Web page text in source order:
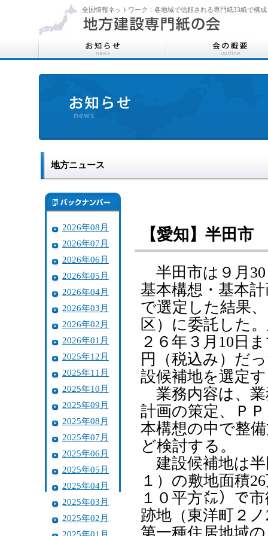
全国情報ネットワーク：各地域で信頼される専門紙33紙で構成
地方ニュース
2026年08月
2026年07月
2026年06月
2026年05月
2026年04月
2026年03月
2026年02月
2026年01月
2025年12月
2025年11月
2025年10月
2025年09月
2025年08月
2025年07月
2025年06月
2025年05月
2025年04月
2025年03月
2025年02月
2025年01月
【愛知】半田
半田市は９月
基本構想・基本
で選定した結果
区）に委託した
２６年３月10日
円（税込み）だ
設候補地を選定
業務内容は、業
計画の策定、Ｐ
本構想の中で整
ど検討する。
建設候補地は半
１）の敷地面積
１０平方㍍）で
跡地（東洋町２